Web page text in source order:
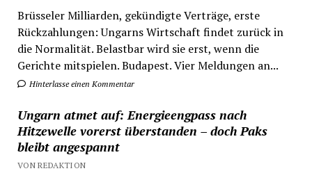
Brüsseler Milliarden, gekündigte Verträge, erste
Rückzahlungen: Ungarns Wirtschaft findet zurück in
die Normalität. Belastbar wird sie erst, wenn die
Gerichte mitspielen. Budapest. Vier Meldungen an...
Hinterlasse einen Kommentar
Ungarn atmet auf: Energieengpass nach
Hitzewelle vorerst überstanden – doch Paks
bleibt angespannt
VON REDAKTION